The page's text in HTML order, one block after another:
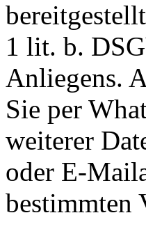
1 lit. b.
Anliegens.
Sie per
weiterer
oder E-
bestimmten